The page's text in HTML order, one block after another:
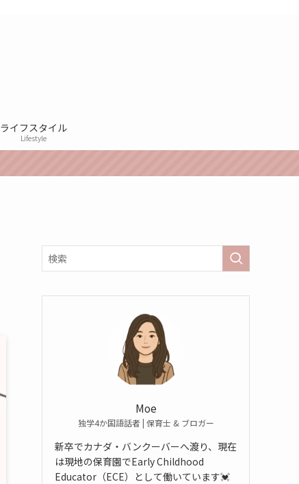
ライフスタイル
Lifestyle
Moe
独学4か国語話者 | 保育士 & ブロガー
新卒でカナダ・バンクーバーへ渡り、現在
は現地の保育園でEarly Childhood
Educator（ECE）として働いています💓